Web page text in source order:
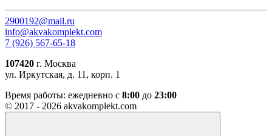
2900192@mail.ru
info@akvakomplekt.com
7 (926) 567-65-18
107420 г. Москва
ул. Иркутская, д. 11, корп. 1
Время работы: ежедневно с 8:00 до 23:00
© 2017 - 2026 akvakomplekt.com